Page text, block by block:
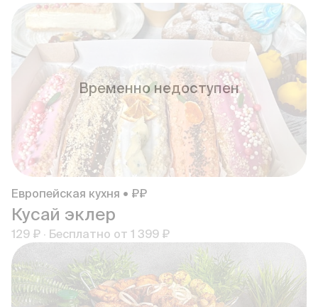
Временно недоступен
Европейская кухня • ₽₽
Кусай эклер
129 ₽ · Бесплатно от 1 399 ₽